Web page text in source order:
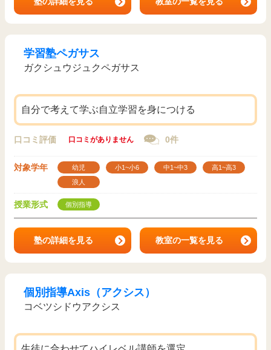
学習塾ペガサス
ガクシュウジュクペガサス
自分で考えて学ぶ自立学習を身につける
口コミ評価 口コミがありません 0件
対象学年 幼児 小1~小6 中1~中3
高1~高3
浪人
授業形式 個別指導
塾の詳細を見る 教室の一覧を見る
個別指導Axis（アクシス）
コベツシドウアクシス